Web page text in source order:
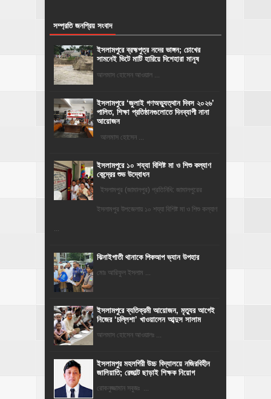
সম্প্রতি জনপ্রিয় সংবাদ
ইসলামপুরে ব্রহ্মপুত্র নদের ভাঙ্গন; চোখের
সামনেই ভিটে মাটি হারিয়ে দিশেহারা মানুষ
আলমাস হোসেন আওয়াল ...
‎ইসলামপুরে ‘জুলাই গণঅভ্যুত্থান দিবস ২০২৬’
পালিত, শিক্ষা প্রতিষ্ঠানগুলোতে দিনব্যাপী নানা
আয়োজন
‎​আলমাস হোসেন ...
ইসলামপুরে ১০ শয্যা বিশিষ্ট মা ও শিশু কল্যাণ
কেন্দ্রের শুভ উদ্বোধন
ইসলামপুর (জামালপুর) প্রতিনিধি: জামালপুরের
ইসলামপুর উপজেলায় ১০ শয্যা বিশিষ্ট মা ও শিশু কল্যাণ
...
ঝিনাইগাতী থানাকে পিকআপ ভ্যান উপহার
মোঃ আরিফুল ইসলাম ...
‎ইসলামপুরে ব্যতিক্রমী আয়োজন, মৃত্যুর আগেই
নিজের ‘চল্লিশা’ খাওয়ালেন আব্দুস সালাম
আলমাস হোসেন আওয়ালঃ ...
​ইসলামপুর মহলগিরী উচ্চ বিদ্যালয়ে নজিরবিহীন
জালিয়াতি; রেজাল্ট ছাড়াই শিক্ষক নিয়োগ
রোকনুজ্জামান সবুজঃ ...